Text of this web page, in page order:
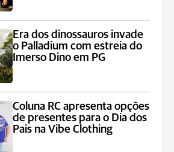
Era dos dinossauros invade
o Palladium com estreia do
Imerso Dino em PG
Coluna RC apresenta opções
de presentes para o Dia dos
Pais na Vibe Clothing